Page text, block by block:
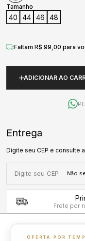
Tamanho
40 44 46 48
ADICIONAR AO
Faltam R$ 99,00 para
Frete por
Mais tempo
OFERTA POR